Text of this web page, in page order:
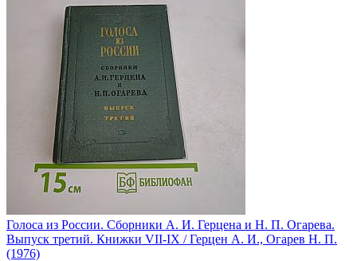
Голоса из России. Сборники А. И. Герцена и Н. П. Огарева.
Выпуск третий. Книжки VII-IX / Герцен А. И., Огарев Н. П.
(1976)